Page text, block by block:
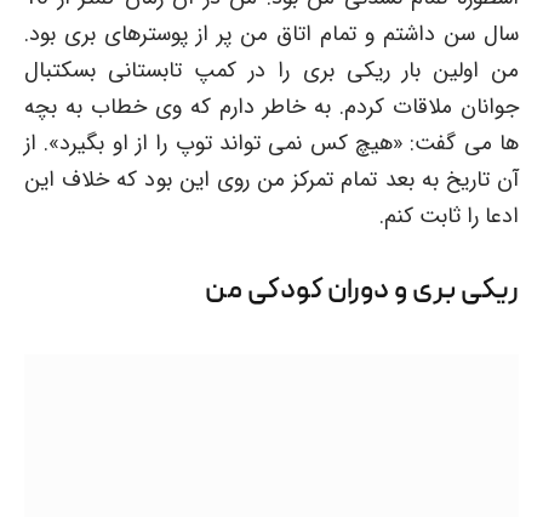
سال سن داشتم و تمام اتاق من پر از پوسترهای بری بود.
من اولین بار ریکی بری را در کمپ تابستانی بسکتبال
جوانان ملاقات کردم. به خاطر دارم که وی خطاب به بچه
ها می گفت: «هیچ کس نمی تواند توپ را از او بگیرد». از
آن تاریخ به بعد تمام تمرکز من روی این بود که خلاف این
ادعا را ثابت کنم.
ریکی بری و دوران کودکی من